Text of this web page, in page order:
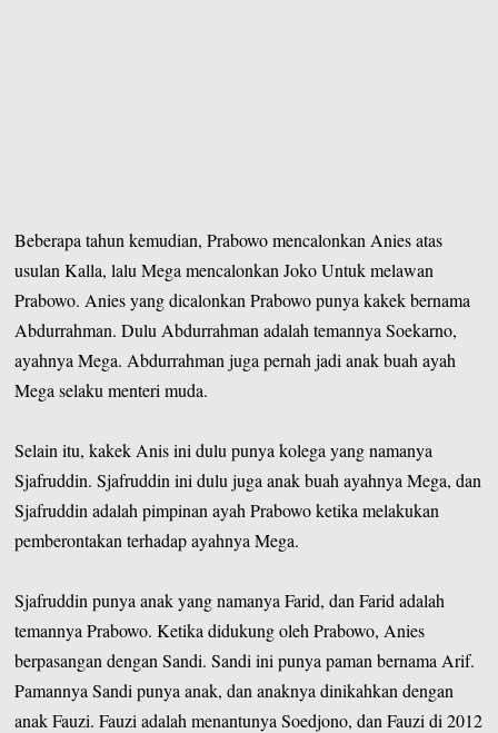
Beberapa tahun kemudian, Prabowo mencalonkan Anies atas
usulan Kalla, lalu Mega mencalonkan Joko Untuk melawan
Prabowo. Anies yang dicalonkan Prabowo punya kakek bernama
Abdurrahman. Dulu Abdurrahman adalah temannya Soekarno,
ayahnya Mega. Abdurrahman juga pernah jadi anak buah ayah
Mega selaku menteri muda.
Selain itu, kakek Anis ini dulu punya kolega yang namanya
Sjafruddin. Sjafruddin ini dulu juga anak buah ayahnya Mega, dan
Sjafruddin adalah pimpinan ayah Prabowo ketika melakukan
pemberontakan terhadap ayahnya Mega.
Sjafruddin punya anak yang namanya Farid, dan Farid adalah
temannya Prabowo. Ketika didukung oleh Prabowo, Anies
berpasangan dengan Sandi. Sandi ini punya paman bernama Arif.
Pamannya Sandi punya anak, dan anaknya dinikahkan dengan
anak Fauzi. Fauzi adalah menantunya Soedjono, dan Fauzi di 2012